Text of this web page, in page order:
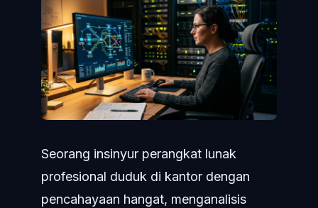
Seorang insinyur perangkat lunak
profesional duduk di kantor dengan
pencahayaan hangat, menganalisis